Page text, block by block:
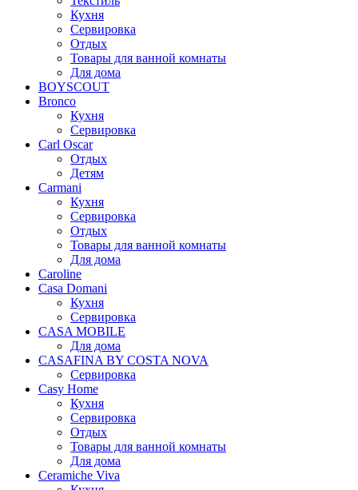
Кухня
Сервировка
Отдых
Товары для ванной комнаты
Для дома
BOYSCOUT
Bronco
Кухня
Сервировка
Carl Oscar
Отдых
Детям
Carmani
Кухня
Сервировка
Отдых
Товары для ванной комнаты
Для дома
Caroline
Casa Domani
Кухня
Сервировка
CASA MOBILE
Для дома
CASAFINA BY COSTA NOVA
Сервировка
Casy Home
Кухня
Сервировка
Отдых
Товары для ванной комнаты
Для дома
Ceramiche Viva